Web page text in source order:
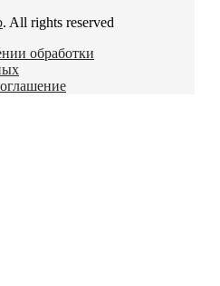
. All rights reserved
обработки